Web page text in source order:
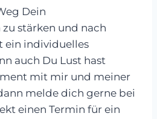
Dein
stärken und nach
ein individuelles
auch Du Lust hast
mit mir und meiner
melde dich gerne bei
einen Termin für ein